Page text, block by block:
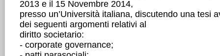
2013 e il 15 Novembre 2014,
presso un’Università italiana, discutendo una tesi
dei seguenti argomenti relativi al
diritto societario:
- corporate governance;